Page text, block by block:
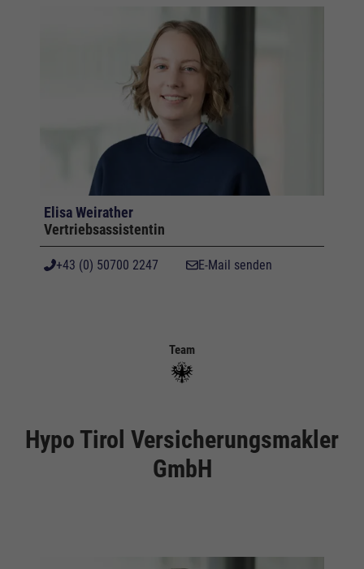
Elisa Weirather
Vertriebsassistentin
+43 (0) 50700 2247 E-Mail senden
Team
Hypo Tirol Versicherungsmakler
GmbH